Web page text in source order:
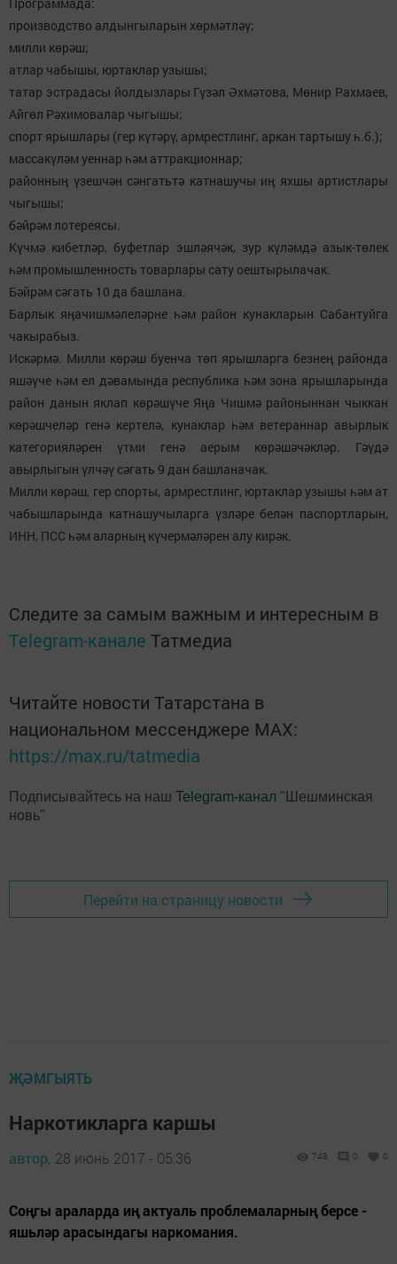
Программада:
производство алдынгыларын хөрмәтләү;
милли көрәш;
атлар чабышы, юртаклар узышы;
татар эстрадасы йолдызлары Гүзәл Әхмәтова, Мөнир Рахмаев,
Айгөл Рәхимовалар чыгышы;
спорт ярышлары (гер күтәрү, армрестлинг, аркан тартышу һ.б.);
массакүләм уеннар һәм аттракционнар;
районның үзешчән сәнгатьтә катнашучы иң яхшы артистлары
чыгышы;
бәйрәм лотереясы.
Күчмә кибетләр, буфетлар эшләячәк, зур күләмдә азык-төлек
һәм промышленность товарлары сату оештырылачак.
Бәйрәм сәгать 10 да башлана.
Барлык яңачишмәлеләрне һәм район кунакларын Сабантуйга
чакырабыз.
Искәрмә. Милли көрәш буенча төп ярышларга безнең районда
яшәүче һәм ел дәвамында республика һәм зона ярышларында
район данын яклап көрәшүче Яңа Чишмә районыннан чыккан
көрәшчеләр генә кертелә, кунаклар һәм ветераннар авырлык
категорияләрен үтми генә аерым көрәшәчәкләр. Гәүдә
авырлыгын үлчәү сәгать 9 дан башланачак.
Милли көрәш, гер спорты, армрестлинг, юртаклар узышы һәм ат
чабышларында катнашучыларга үзләре белән паспортларын,
ИНН, ПСС һәм аларның күчермәләрен алу кирәк.
Следите за самым важным и интересным в
Telegram-канале Татмедиа
Читайте новости Татарстана в
национальном мессенджере MАХ:
https://max.ru/tatmedia
Подписывайтесь на наш Telegram-канал "Шешминская
новь"
Перейти на страницу новости
ҖӘМГЫЯТЬ
Наркотикларга каршы
автор, 28 июнь 2017 - 05:36 748 0 0
Соңгы араларда иң актуаль проблемаларның берсе -
яшьләр арасындагы наркомания.